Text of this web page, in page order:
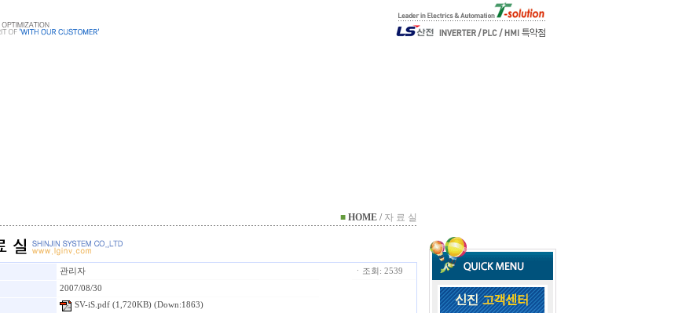
■ HOME / 자 료 실
관리자
2007/08/30
SV-iS.pdf (1,720KB) (Down:1863)
ㆍ조회: 2539